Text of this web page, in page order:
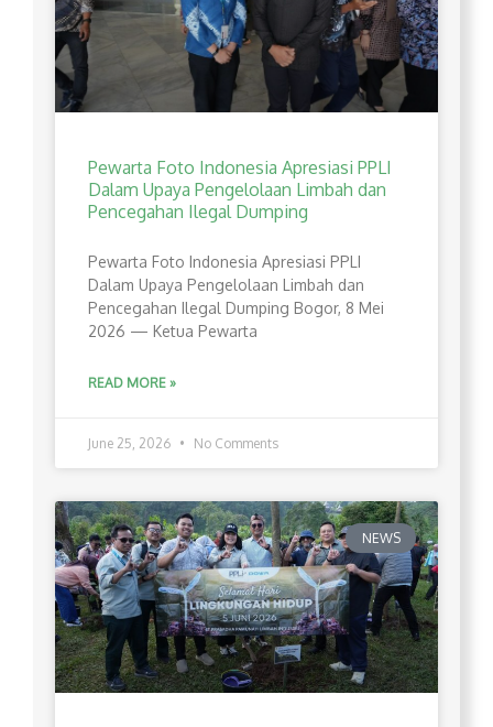
Pewarta Foto Indonesia Apresiasi PPLI
Dalam Upaya Pengelolaan Limbah dan
Pencegahan Ilegal Dumping
Pewarta Foto Indonesia Apresiasi PPLI
Dalam Upaya Pengelolaan Limbah dan
Pencegahan Ilegal Dumping Bogor, 8 Mei
2026 — Ketua Pewarta
READ MORE »
June 25, 2026 No Comments
NEWS